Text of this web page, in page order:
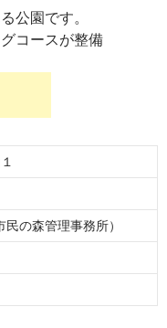
公園です。
コースが整備
の森管理事務所）